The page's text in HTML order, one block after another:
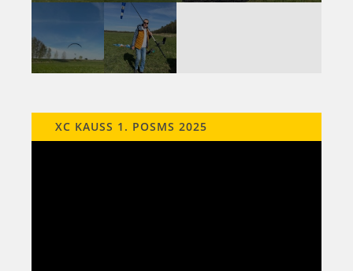
XC KAUSS 1. POSMS 2025